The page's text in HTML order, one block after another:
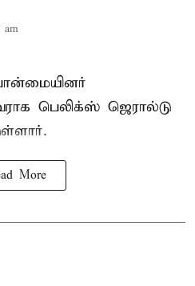
am
பெலிக்ஸ் ஜெரால்டு
More